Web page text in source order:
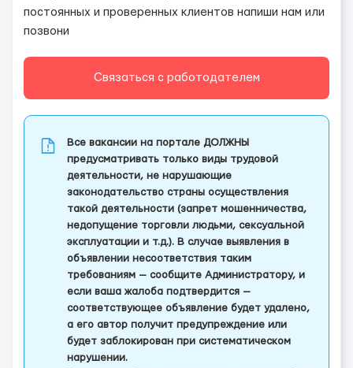
постоянных и проверенных клиентов напиши нам или
позвони
Связаться с работодателем
Все вакансии на портале ДОЛЖНЫ
предусматривать только виды трудовой
деятельности, не нарушающие
законодательство страны осуществления
такой деятельности (запрет мошенничества,
недопущение торговли людьми, сексуальной
эксплуатации и т.д.). В случае выявления в
объявлении несоответствия таким
требованиям — сообщите Администратору, и
если ваша жалоба подтвердится —
соответствующее объявление будет удалено,
а его автор получит предупреждение или
будет заблокирован при систематическом
нарушении.